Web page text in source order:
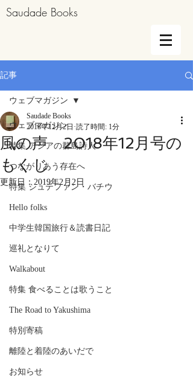
Saudade Books
記事
ウェブマガジン
特集 アジアの群島詩人
つながりあう存在へ
特集 シュテファン・バチウ
Hello folks
中学生韓国旅行＆読書日記
巡礼となりて
Walkabout
特集 食べることは歌うこと
The Road to Yakushima
特別寄稿
離陸と着陸のあいだで
お知らせ
ウェブマガジン
風の声 2018年12月号の
もくじ
Saudade Books
2018年12月2日 読了時間: 1分
更新日： 2019年2月2日